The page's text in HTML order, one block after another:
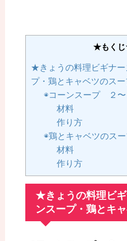
★もく
★きょうの料理ビギナー
プ・鶏とキャベツのス
◉コーンスープ ２〜
材料
作り方
◉鶏とキャベツのス
材料
作り方
★きょうの料理ビ
ンスープ・鶏とキ